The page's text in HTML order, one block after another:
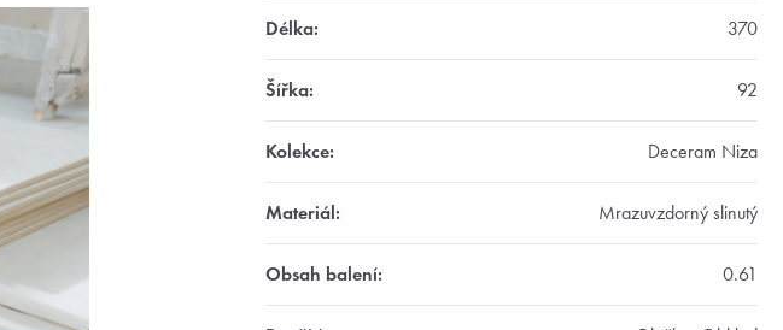
Délka: 370
Šířka: 92
Kolekce: Deceram Niza
Materiál: Mrazuvzdorný slinutý
Obsah balení: 0.61